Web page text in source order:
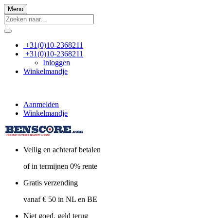
Menu
+31(0)10-2368211
+31(0)10-2368211
Inloggen
Winkelmandje
Aanmelden
Winkelmandje
Veilig en achteraf betalen
of in termijnen 0% rente
Gratis verzending
vanaf € 50 in NL en BE
Niet goed, geld terug